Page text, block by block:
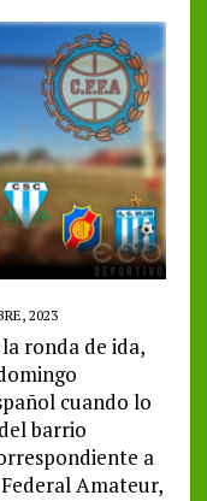
2023
ronda de ida,
cuando lo
barrio
a
Amateur,